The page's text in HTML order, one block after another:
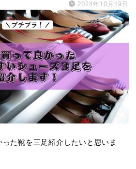
2024年10月19日
た靴を三足紹介したいと思いま